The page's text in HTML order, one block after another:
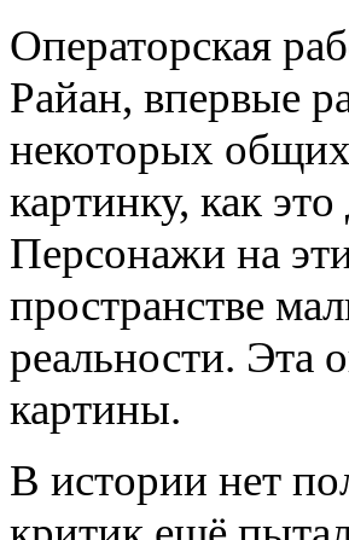
Операторская
Райан, впервые
некоторых
картинку, как
Персонажи на
пространстве
реальности. Эта
картины.
В истории нет